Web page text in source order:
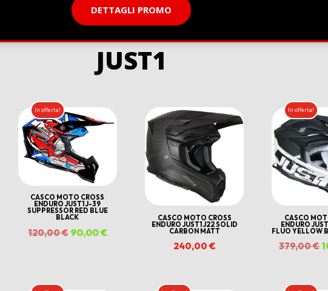
DETTAGLI PROMO
JUST1
In offerta!
CASCO MOTO CROSS
ENDURO JUST1 J-39
SUPPRESSOR RED BLUE
BLACK
120,00€ Il
90,00€Il
CASCO MOTO CROSS
ENDURO JUST1 J22 SOLID
CARBON MATT
240,00 €
In offerta!
CASCO
ENDURO
FLUO YELLOW
379,00€Il